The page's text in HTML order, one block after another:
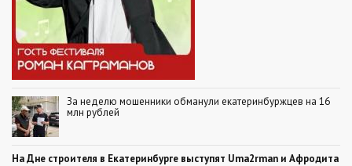
За неделю мошенники обманули екатеринбуржцев на 16
млн рублей
На Дне строителя в Екатеринбурге выступят Uma2rman и Афродита